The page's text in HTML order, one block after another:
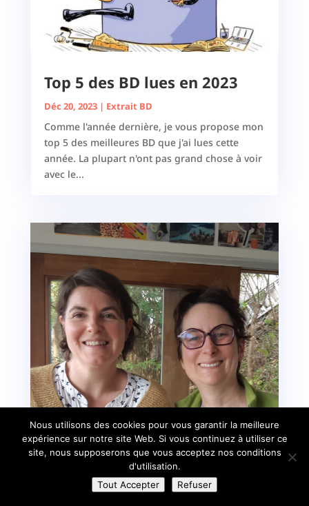
Top 5 des BD lues en 2023
Déc 20, 2023| Extrait BD
Comme l'année dernière, je vous propose mon
top 5 des meilleures BD que j'ai lues cette
année. La plupart n'ont pas grand chose à voir
avec le...
Nous utilisons des cookies pour vous garantir la meilleure
expérience sur notre site Web. Si vous continuez à utiliser ce
site, nous supposerons que vous acceptez nos conditions
d'utilisation.
Tout Accepter
Refuser